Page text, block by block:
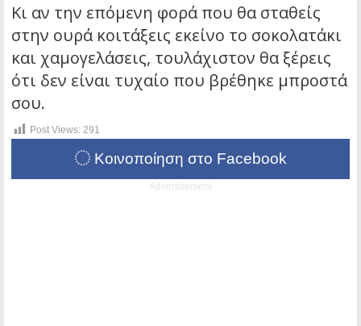
Κι αν την επόμενη φορά που θα σταθείς
στην ουρά κοιτάξεις εκείνο το σοκολατάκι
και χαμογελάσεις, τουλάχιστον θα ξέρεις
ότι δεν είναι τυχαίο που βρέθηκε μπροστά
σου.
Post Views: 291
Κοινοποίηση στο Facebook
Advertisement